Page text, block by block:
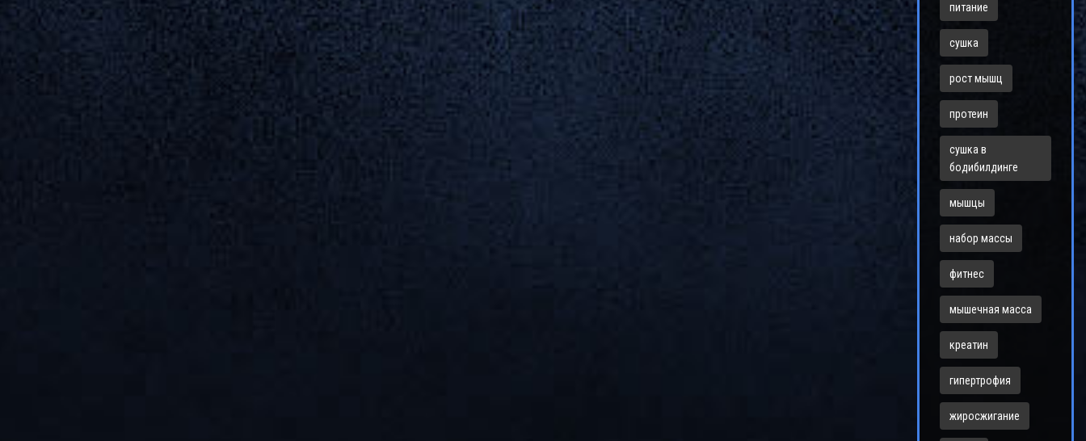
питание
сушка
рост мышц
протеин
сушка в
бодибилдинге
мышцы
набор массы
фитнес
мышечная масса
креатин
гипертрофия
жиросжигание